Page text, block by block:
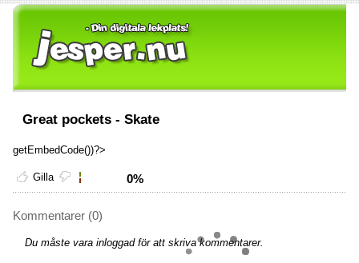
Great pockets - Skate
getEmbedCode())?>
Gilla 0%
Kommentarer (0)
Du måste vara inloggad för att skriva kommentarer.